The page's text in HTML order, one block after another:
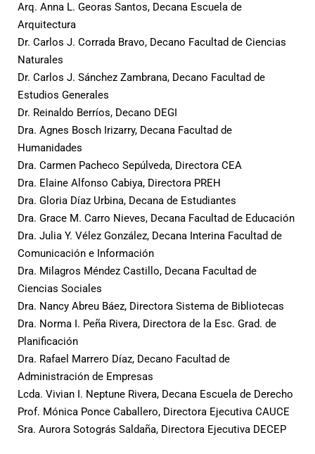
Arq. Anna L. Georas Santos, Decana Escuela de
Arquitectura
Dr. Carlos J. Corrada Bravo, Decano Facultad de Ciencias
Naturales
Dr. Carlos J. Sánchez Zambrana, Decano Facultad de
Estudios Generales
Dr. Reinaldo Berríos, Decano DEGI
Dra. Agnes Bosch Irizarry, Decana Facultad de
Humanidades
Dra. Carmen Pacheco Sepúlveda, Directora CEA
Dra. Elaine Alfonso Cabiya, Directora PREH
Dra. Gloria Díaz Urbina, Decana de Estudiantes
Dra. Grace M. Carro Nieves, Decana Facultad de Educación
Dra. Julia Y. Vélez González, Decana Interina Facultad de
Comunicación e Información
Dra. Milagros Méndez Castillo, Decana Facultad de
Ciencias Sociales
Dra. Nancy Abreu Báez, Directora Sistema de Bibliotecas
Dra. Norma I. Peña Rivera, Directora de la Esc. Grad. de
Planificación
Dra. Rafael Marrero Díaz, Decano Facultad de
Administración de Empresas
Lcda. Vivian I. Neptune Rivera, Decana Escuela de Derecho
Prof. Mónica Ponce Caballero, Directora Ejecutiva CAUCE
Sra. Aurora Sotográs Saldaña, Directora Ejecutiva DECEP